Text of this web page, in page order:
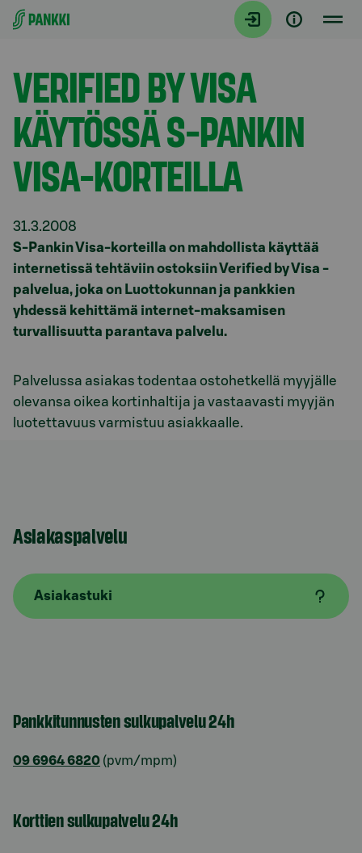
Siirry suoraan sisältöön
Tiedotteet
VERIFIED BY VISA
KÄYTÖSSÄ S-PANKIN
VISA-KORTEILLA
31.3.2008
S-Pankin Visa-korteilla on mahdollista käyttää
internetissä tehtäviin ostoksiin Verified by Visa -
palvelua, joka on Luottokunnan ja pankkien
yhdessä kehittämä internet-maksamisen
turvallisuutta parantava palvelu.
Palvelussa asiakas todentaa ostohetkellä myyjälle
olevansa oikea kortinhaltija ja vastaavasti myyjän
luotettavuus varmistuu asiakkaalle.
Asiakaspalvelu
Asiakastuki
Pankkitunnusten sulkupalvelu 24h
09 6964 6820 (pvm/mpm)
Korttien sulkupalvelu 24h